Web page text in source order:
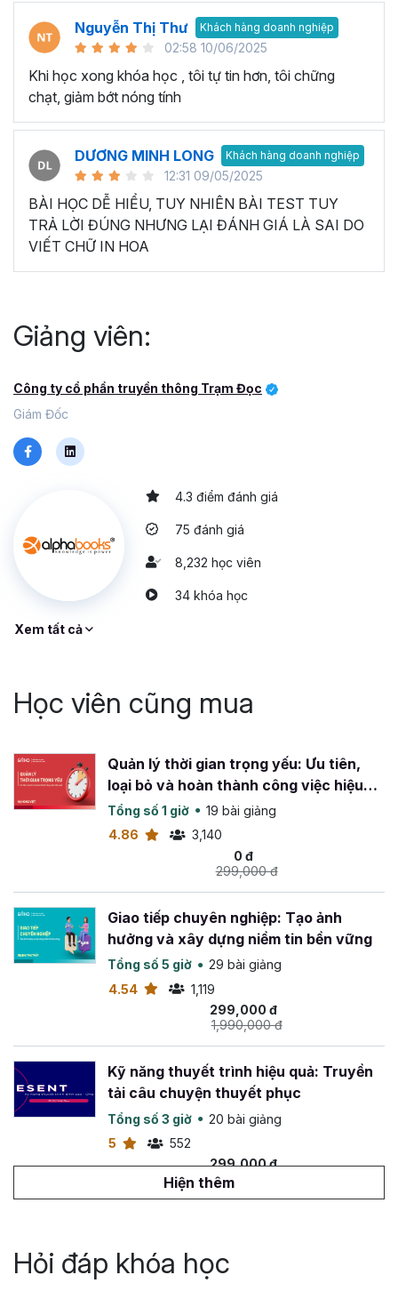
Nguyễn Thị Thư Khách hàng doanh nghiệp
02:58 10/06/2025
Khi học xong khóa học , tôi tự tin hơn, tôi chững
chạt, giảm bớt nóng tính
DƯƠNG MINH LONG Khách hàng doanh nghiệp
12:31 09/05/2025
BÀI HỌC DỄ HIỂU, TUY NHIÊN BÀI TEST TUY
TRẢ LỜI ĐÚNG NHƯNG LẠI ĐÁNH GIÁ LÀ SAI DO
VIẾT CHỮ IN HOA
Giảng viên:
Công ty cổ phần truyền thông Trạm Đọc
Giám Đốc
4.3 điểm đánh giá
75 đánh giá
8,232 học viên
34 khóa học
Xem tất cả
Học viên cũng mua
Quản lý thời gian trọng yếu: Ưu tiên,
loại bỏ và hoàn thành công việc hiệu
quả
Tổng số 1 giờ
19 bài giảng
4.86
3,140
0 đ
299,000 đ
Giao tiếp chuyên nghiệp: Tạo ảnh
hưởng và xây dựng niềm tin bền vững
Tổng số 5 giờ
29 bài giảng
4.54
1,119
299,000 đ
1,990,000 đ
Kỹ năng thuyết trình hiệu quả: Truyền
tải câu chuyện thuyết phục
Tổng số 3 giờ
20 bài giảng
5
552
299,000 đ
699,000 đ
Tổng số 5 giờ
31 bài giảng
Hiện thêm
Hỏi đáp khóa học